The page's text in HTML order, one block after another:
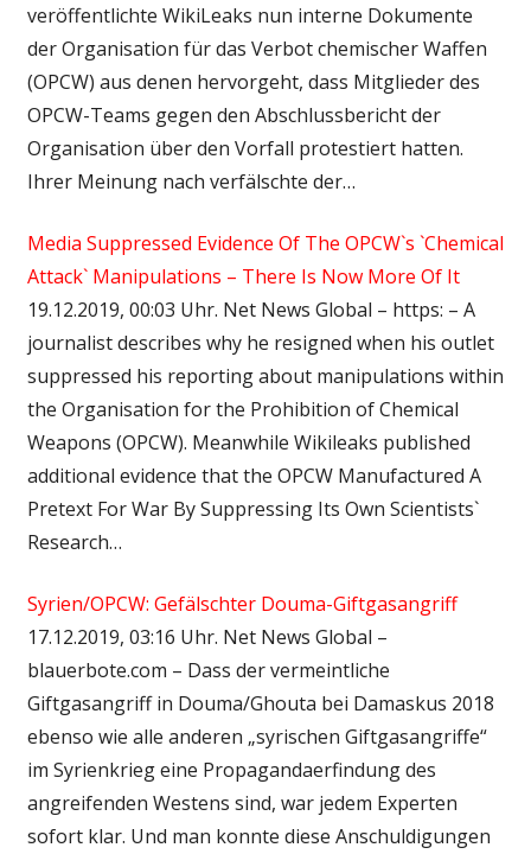
veröffentlichte WikiLeaks nun interne Dokumente
der Organisation für das Verbot chemischer Waffen
(OPCW) aus denen hervorgeht, dass Mitglieder des
OPCW-Teams gegen den Abschlussbericht der
Organisation über den Vorfall protestiert hatten.
Ihrer Meinung nach verfälschte der…
Media Suppressed Evidence Of The OPCW`s `Chemical
Attack` Manipulations – There Is Now More Of It
19.12.2019, 00:03 Uhr. Net News Global – https: – A
journalist describes why he resigned when his outlet
suppressed his reporting about manipulations within
the Organisation for the Prohibition of Chemical
Weapons (OPCW). Meanwhile Wikileaks published
additional evidence that the OPCW Manufactured A
Pretext For War By Suppressing Its Own Scientists`
Research…
Syrien/OPCW: Gefälschter Douma-Giftgasangriff
17.12.2019, 03:16 Uhr. Net News Global –
blauerbote.com – Dass der vermeintliche
Giftgasangriff in Douma/Ghouta bei Damaskus 2018
ebenso wie alle anderen „syrischen Giftgasangriffe“
im Syrienkrieg eine Propagandaerfindung des
angreifenden Westens sind, war jedem Experten
sofort klar. Und man konnte diese Anschuldigungen